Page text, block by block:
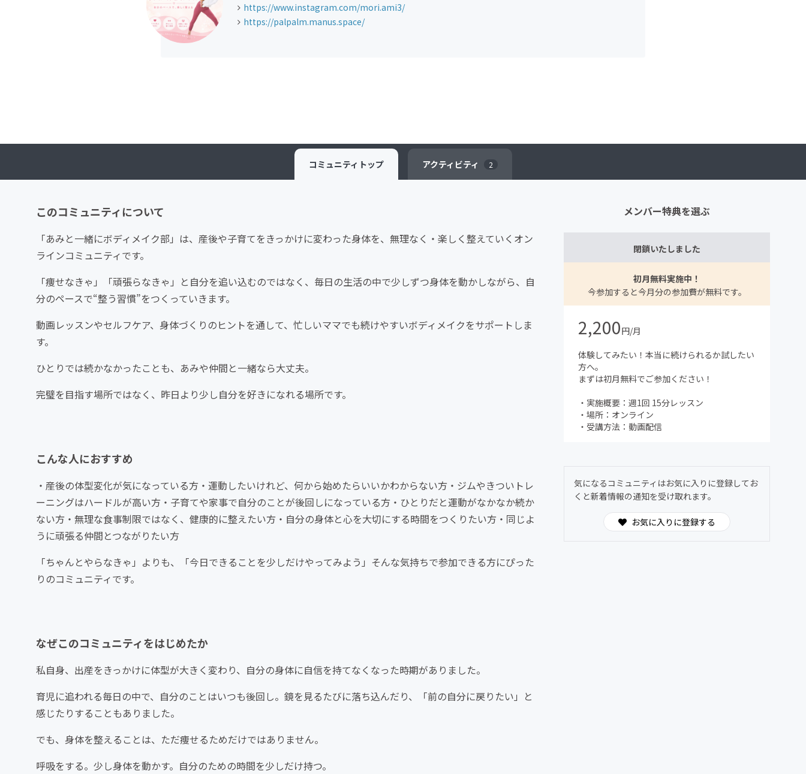
https://www.instagram.com/mori.ami3/
https://palpalm.manus.space/
コミュニティ トップ アクティビティ 2
このコミュニティについて
「あみと一緒にボディメイク部」は、産後や子育てをきっかけに変わった身体を、無理なく・楽しく整えていくオン
ラインコミュニティです。
「痩せなきゃ」「頑張らなきゃ」と自分を追い込むのではなく、毎日の生活の中で少しずつ身体を動かしながら、自
分のペースで“整う習慣”をつくっていきます。
動画レッスンやセルフケア、身体づくりのヒントを通して、忙しいママでも続けやすいボディメイクをサポートしま
す。
ひとりでは続かなかったことも、あみや仲間と一緒なら大丈夫。
完璧を目指す場所ではなく、昨日より少し自分を好きになれる場所です。
こんな人におすすめ
・産後の体型変化が気になっている方・運動したいけれど、何から始めたらいいかわからない方・ジムやきついトレ
ーニングはハードルが高い方・子育てや家事で自分のことが後回しになっている方・ひとりだと運動がなかなか続か
ない方・無理な食事制限ではなく、健康的に整えたい方・自分の身体と心を大切にする時間をつくりたい方・同じよ
うに頑張る仲間とつながりたい方
「ちゃんとやらなきゃ」よりも、「今日できることを少しだけやってみよう」そんな気持ちで参加できる方にぴった
りのコミュニティです。
なぜこのコミュニティをはじめたか
私自身、出産をきっかけに体型が大きく変わり、自分の身体に自信を持てなくなった時期がありました。
育児に追われる毎日の中で、自分のことはいつも後回し。鏡を見るたびに落ち込んだり、「前の自分に戻りたい」と
感じたりすることもありました。
でも、身体を整えることは、ただ痩せるためだけではありません。
呼吸をする。少し身体を動かす。自分のための時間を少しだけ持つ。
メンバー特典を選ぶ
閉鎖いたしました
初月無料実施中！
今参加すると今月分の参加費が無料です。
2,200円/月
体験してみたい！本当に続けられるか試したい
方へ。
まずは初月無料でご参加ください！
・実施概要：週1回 15分レッスン
・場所：オンライン
・受講方法：動画配信
気になるコミュニティはお気に入りに登録してお
くと新着情報の通知を受け取れます。
お気に入りに登録する